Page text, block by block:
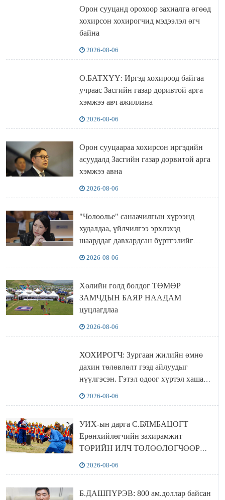
Орон сууцанд орохоор захиалга өгөөд
хохирсон хохирогчид мэдээлэл өгч
байна
2026-08-06
О.БАТХҮҮ: Иргэд хохироод байгаа
учраас Засгийн газар доривтой арга
хэмжээ авч ажиллана
2026-08-06
Орон сууцаараа хохирсон иргэдийн
асуудалд Засгийн газар дорвитой арга
хэмжээ авна
2026-08-06
"Чөлөөлье" санаачилгын хүрээнд
худалдаа, үйлчилгээ эрхлэхэд
шаарддаг давхардсан бүртгэлийг
2026-08-06
Хөлийн голд болдог ТӨМӨР
ЗАМЧДЫН БАЯР НААДАМ
цуцлагдлаа
2026-08-06
ХОХИРОГЧ: Зургаан жилийн өмнө
дахин төлөвлөлт гээд айлуудыг
нүүлгэсэн. Гэтэл одоог хүртэл хашаа
2026-08-06
УИХ-ын дарга С.БЯМБАЦОГТ
Ерөнхийлөгчийн захирамжит
ТӨРИЙН ИЛЧ ТӨЛӨӨЛӨГЧӨӨР
2026-08-06
Б.ДАШПҮРЭВ: 800 ам.доллар байсан